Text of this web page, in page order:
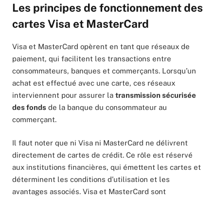
Les principes de fonctionnement des
cartes Visa et MasterCard
Visa et MasterCard opèrent en tant que réseaux de
paiement, qui facilitent les transactions entre
consommateurs, banques et commerçants. Lorsqu’un
achat est effectué avec une carte, ces réseaux
interviennent pour assurer la transmission sécurisée
des fonds de la banque du consommateur au
commerçant.
Il faut noter que ni Visa ni MasterCard ne délivrent
directement de cartes de crédit. Ce rôle est réservé
aux institutions financières, qui émettent les cartes et
déterminent les conditions d’utilisation et les
avantages associés. Visa et MasterCard sont